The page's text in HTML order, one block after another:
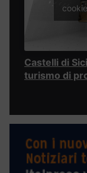
Castelli di
turismo di